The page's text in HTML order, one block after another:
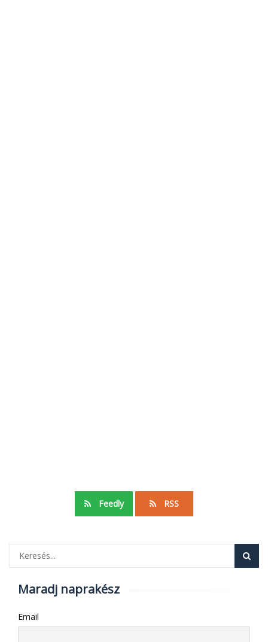
Feedly RSS
Maradj naprakész
Email